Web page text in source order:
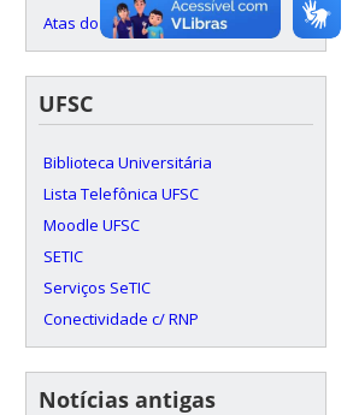
Atas do INE
UFSC
Biblioteca Universitária
Lista Telefônica UFSC
Moodle UFSC
SETIC
Serviços SeTIC
Conectividade c/ RNP
Notícias antigas